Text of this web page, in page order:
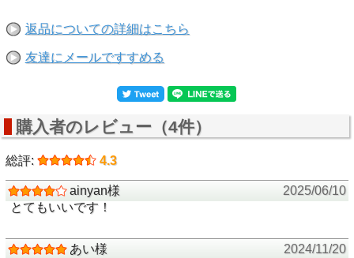
返品についての詳細はこちら
友達にメールですすめる
購入者のレビュー（4件）
総評: 4.3
ainyan様
2025/06/10
とてもいいです！
あい様
2024/11/20